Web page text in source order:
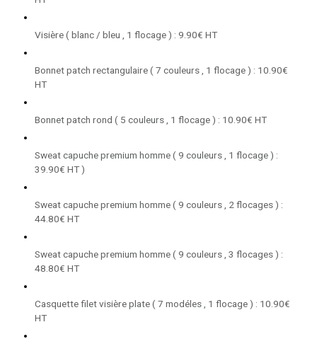
Visière ( blanc / bleu , 1 flocage ) : 9.90€ HT
Bonnet patch rectangulaire ( 7 couleurs , 1 flocage ) : 10.90€
HT
Bonnet patch rond ( 5 couleurs , 1 flocage ) : 10.90€ HT
Sweat capuche premium homme ( 9 couleurs , 1 flocage ) :
39.90€ HT )
Sweat capuche premium homme ( 9 couleurs , 2 flocages ) :
44.80€ HT
Sweat capuche premium homme ( 9 couleurs , 3 flocages ) :
48.80€ HT
Casquette filet visière plate ( 7 modéles , 1 flocage ) : 10.90€
HT